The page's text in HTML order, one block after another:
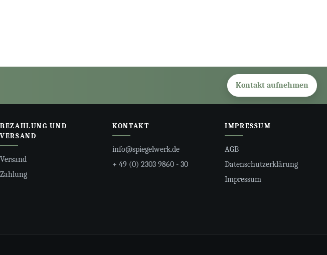
Kontakt aufnehmen
BEZAHLUNG UND
VERSAND
Versand
Zahlung
KONTAKT
info@spiegelwerk.de
+ 49 (0) 2303 9860 - 30
IMPRESSUM
AGB
Datenschutzerklärung
Impressum